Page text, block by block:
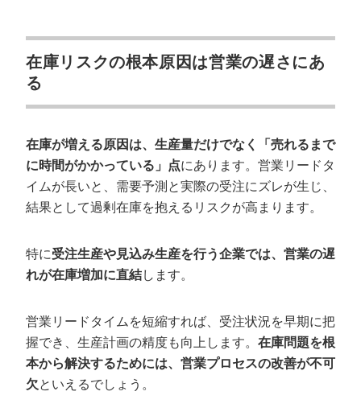
在庫リスクの根本原因は営業の遅さにあ
る
在庫が増える原因は、生産量だけでなく「売れるまで
に時間がかかっている」点にあります。営業リードタ
イムが長いと、需要予測と実際の受注にズレが生じ、
結果として過剰在庫を抱えるリスクが高まります。
特に受注生産や見込み生産を行う企業では、営業の遅
れが在庫増加に直結します。
営業リードタイムを短縮すれば、受注状況を早期に把
握でき、生産計画の精度も向上します。 在庫問題を根
本から解決するためには、営業プロセスの改善が不可
欠といえるでしょう。